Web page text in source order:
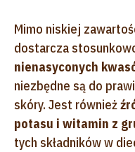
Mimo niskiej
dostarcza
nienasyconych
niezbędne są do
skóry. Jest również
potasu i witamin z
tych składników w